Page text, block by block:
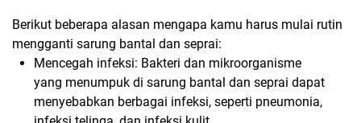
Berikut beberapa alasan mengapa kamu harus mulai rutin
mengganti sarung bantal dan seprai:
Mencegah infeksi: Bakteri dan mikroorganisme
yang menumpuk di sarung bantal dan seprai dapat
menyebabkan berbagai infeksi, seperti pneumonia,